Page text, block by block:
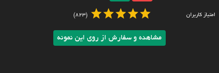
امتیاز کاربران (823)
مشاهده و سفارش از روی این نمونه